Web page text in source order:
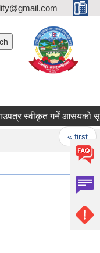
स्वीकृत गर्ने आसयको
« first